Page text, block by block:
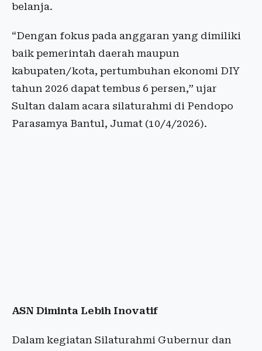
belanja.
“Dengan fokus pada anggaran yang dimiliki
baik pemerintah daerah maupun
kabupaten/kota, pertumbuhan ekonomi DIY
tahun 2026 dapat tembus 6 persen,” ujar
Sultan dalam acara silaturahmi di Pendopo
Parasamya Bantul, Jumat (10/4/2026).
ASN Diminta Lebih Inovatif
Dalam kegiatan Silaturahmi Gubernur dan